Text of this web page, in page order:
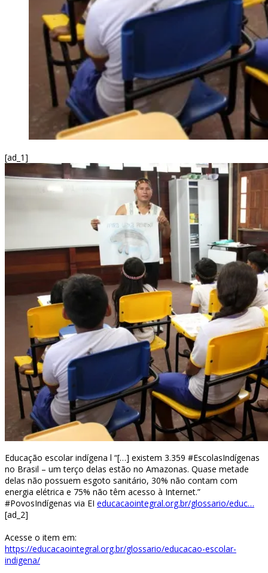
[ad_1]
Educação escolar indígena l “[…] existem 3.359 #EscolasIndígenas
no Brasil – um terço delas estão no Amazonas. Quase metade
delas não possuem esgoto sanitário, 30% não contam com
energia elétrica e 75% não têm acesso à Internet.”
#PovosIndígenas via EI educacaointegral.org.br/glossario/educ…
[ad_2]
Acesse o item em:
https://educacaointegral.org.br/glossario/educacao-escolar-
indigena/